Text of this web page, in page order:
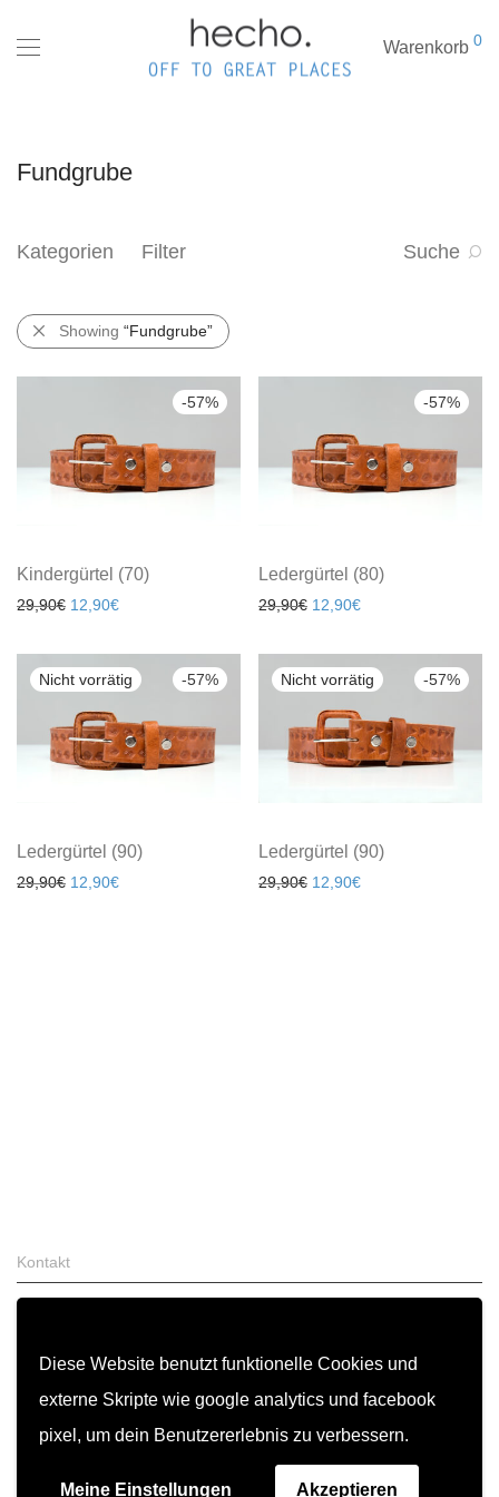
Diese Website benutzt funktionelle Cookies und
externe Skripte wie google analytics und facebook
pixel, um dein Benutzererlebnis zu verbessern.
Meine Einstellungen Akzeptieren
Warenkorb 0
Fundgrube
Kategorien Filter Suche
Showing “Fundgrube”
-57%
Kindergürtel (70)
29,90€ 12,90€
-57%
Ledergürtel (80)
29,90€ 12,90€
-57%
Ledergürtel (90)
29,90€ 12,90€
-57%
Ledergürtel (90)
29,90€ 12,90€
Kontakt
Zahlung & Versand
Widerrufsrecht